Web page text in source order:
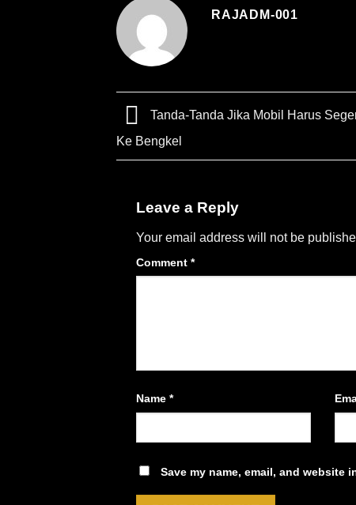
RAJADM-001
Tanda-Tanda Jika Mobil Harus
Ke Bengkel
Leave a Reply
Your email address will not be
Comment *
Name *
Save my name, email, and website